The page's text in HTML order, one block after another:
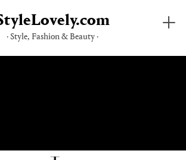
· Style, Fashion & Beauty ·